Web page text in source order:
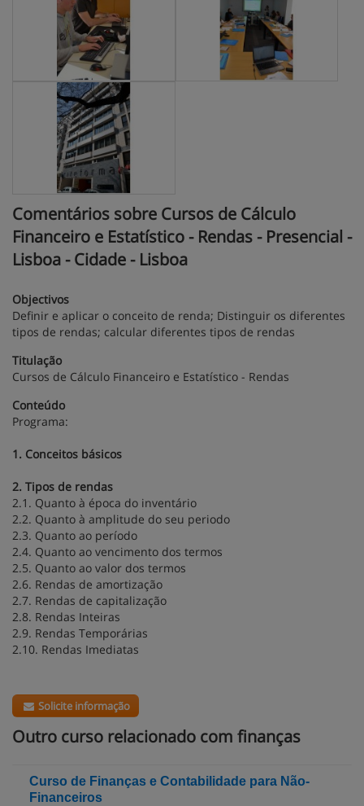
Comentários sobre Cursos de Cálculo
Financeiro e Estatístico - Rendas - Presencial -
Lisboa - Cidade - Lisboa
Objectivos
Definir e aplicar o conceito de renda; Distinguir os diferentes
tipos de rendas; calcular diferentes tipos de rendas
Titulação
Cursos de Cálculo Financeiro e Estatístico - Rendas
Conteúdo
Programa:
1. Conceitos básicos
2. Tipos de rendas
2.1. Quanto à época do inventário
2.2. Quanto à amplitude do seu periodo
2.3. Quanto ao período
2.4. Quanto ao vencimento dos termos
2.5. Quanto ao valor dos termos
2.6. Rendas de amortização
2.7. Rendas de capitalização
2.8. Rendas Inteiras
2.9. Rendas Temporárias
2.10. Rendas Imediatas
Solicite informação
Outro curso relacionado com finanças
Curso de Finanças e Contabilidade para Não-
Financeiros